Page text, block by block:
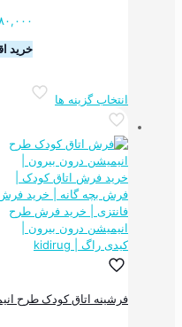
خرید
انتخاب گزینه ها
این
محصول
انواع
مختلفی
می
باشد.
گزینه
ها
ممکن
است
محصول
فرشینه اتاق کودک طرح